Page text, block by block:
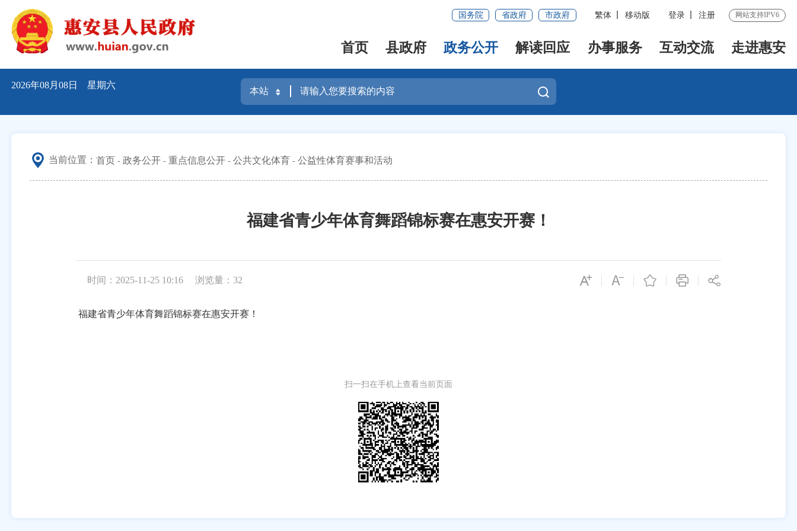
国务院 省政府 市政府 繁体 移动版 登录 注册 网站支持IPV6
首页 县政府 政务公开 解读回应 办事服务 互动交流 走进惠安
2026年08月08日 星期六
当前位置： 首页 政务公开 重点信息公开 公共文化体育 公益性体育赛事和活动
福建省青少年体育舞蹈锦标赛在惠安开赛！
时间：2025-11-25 10:16 浏览量： 32
福建省青少年体育舞蹈锦标赛在惠安开赛！
扫一扫在手机上查看当前页面